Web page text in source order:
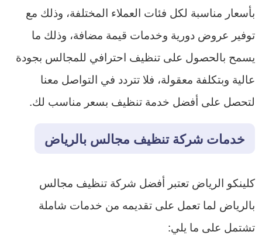
بأسعار مناسبة لكل فئات العملاء المختلفة، وذلك مع
توفير عروض دورية وخدمات قيمة مضافة، وذلك ما
يسمح بالحصول على تنظيف احترافي للمجالس بجودة
عالية وبتكلفة معقولة، فلا تتردد في التواصل معنا
لتحصل على أفضل خدمة تنظيف بسعر مناسب لك.
خدمات شركة تنظيف مجالس بالرياض
كلينكو الرياض تعتبر أفضل شركة تنظيف مجالس
بالرياض لما تعمل على تقديمه من خدمات شاملة
تشتمل على ما يلي: